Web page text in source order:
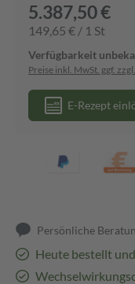
5.387,50 €
149,65 € / 1 St
Verfügbarkeit
Preise inkl. MwSt. ggf.
E-Rezept
Persönliche
Heute bestellt